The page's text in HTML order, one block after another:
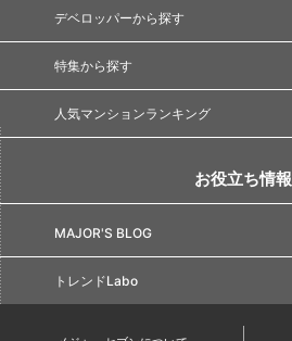
デベロッパーから探す
特集から探す
人気マンションランキング
お役立ち情報
MAJOR'S BLOG
トレンドLabo